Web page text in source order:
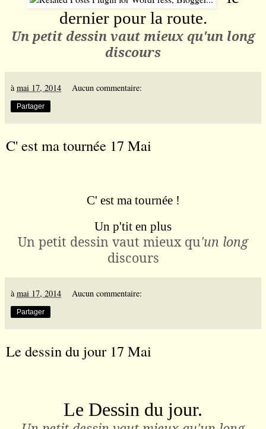
dernier pour la route.
Un petit dessin vaut mieux qu'un long
discours
àmai 17, 2014 Aucun commentaire:
Partager
C' est ma tournée 17 Mai
C' est ma tournée !
Un p'tit en plus
Un petit dessin vaut mieux qu'un long
discours
à mai 17, 2014 Aucun commentaire:
Partager
Le dessin du jour 17 Mai
Le Dessin du jour.